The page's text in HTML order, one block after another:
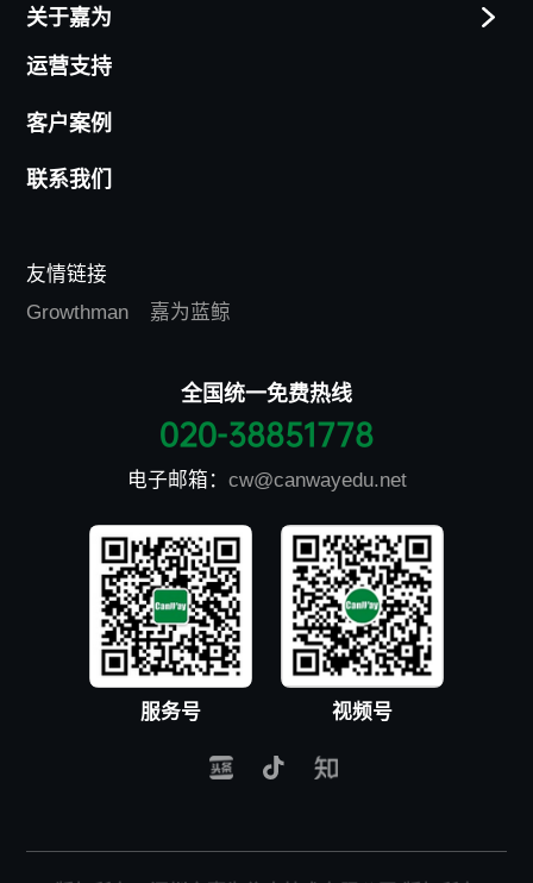
关于嘉为
运营支持
客户案例
联系我们
友情链接
Growthman
嘉为蓝鲸
全国统一免费热线
020-38851778
电子邮箱： cw@canwayedu.net
服务号 视频号